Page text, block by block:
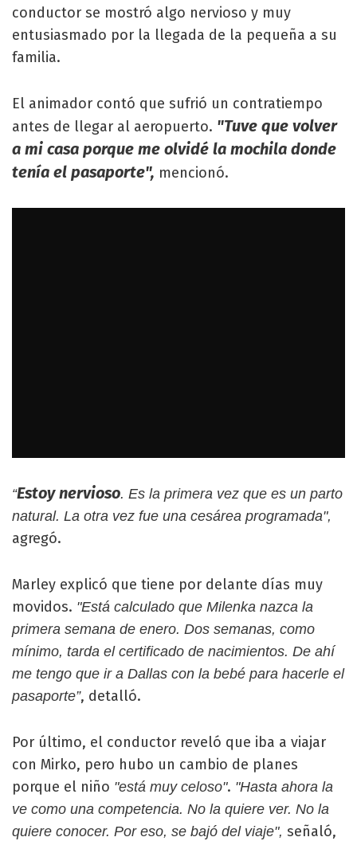
conductor se mostró algo nervioso y muy
entusiasmado por la llegada de la pequeña a su
familia.
El animador contó que sufrió un contratiempo
antes de llegar al aeropuerto. "Tuve que volver
a mi casa porque me olvidé la mochila donde
tenía el pasaporte", mencionó.
“Estoy nervioso. Es la primera vez que es un parto
natural. La otra vez fue una cesárea programada",
agregó.
Marley explicó que tiene por delante días muy
movidos. "Está calculado que Milenka nazca la
primera semana de enero. Dos semanas, como
mínimo, tarda el certificado de nacimientos. De ahí
me tengo que ir a Dallas con la bebé para hacerle el
pasaporte”, detalló.
Por último, el conductor reveló que iba a viajar
con Mirko, pero hubo un cambio de planes
porque el niño "está muy celoso". "Hasta ahora la
ve como una competencia. No la quiere ver. No la
quiere conocer. Por eso, se bajó del viaje", señaló,